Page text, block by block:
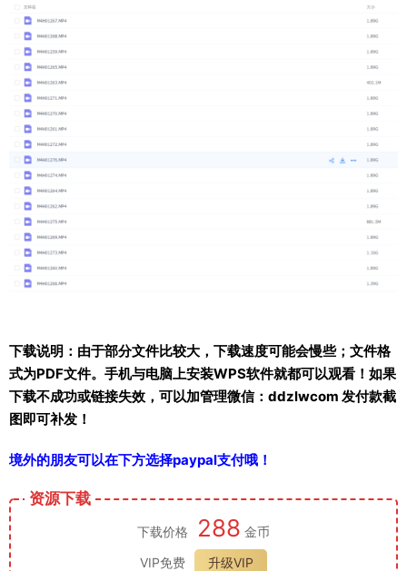
下载说明：由于部分文件比较大，下载速度可能会慢些；文件格
式为PDF文件。手机与电脑上安装WPS软件就都可以观看！如果
下载不成功或链接失效，可以加管理微信：ddzlwcom 发付款截
图即可补发！
境外的朋友可以在下方选择paypal支付哦！
资源下载
下载价格 288 金币
VIP免费
升级VIP